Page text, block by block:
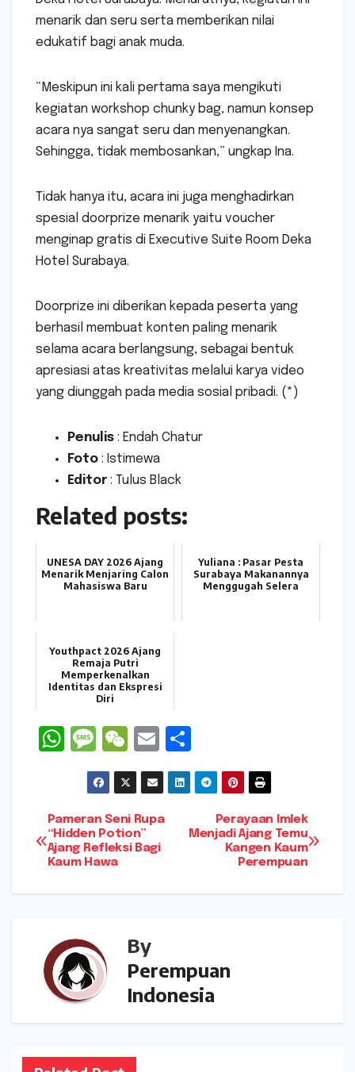
menarik dan seru serta memberikan nilai
edukatif bagi anak muda.
“Meskipun ini kali pertama saya mengikuti
kegiatan workshop chunky bag, namun konsep
acara nya sangat seru dan menyenangkan.
Sehingga, tidak membosankan,” ungkap Ina.
Tidak hanya itu, acara ini juga menghadirkan
spesial doorprize menarik yaitu voucher
menginap gratis di Executive Suite Room Deka
Hotel Surabaya.
Doorprize ini diberikan kepada peserta yang
berhasil membuat konten paling menarik
selama acara berlangsung, sebagai bentuk
apresiasi atas kreativitas melalui karya video
yang diunggah pada media sosial pribadi. (*)
Penulis : Endah Chatur
Foto : Istimewa
Editor : Tulus Black
Related posts:
UNESA DAY 2026 Ajang
Menarik Menjaring Calon
Mahasiswa Baru
Yuliana : Pasar Pesta
Surabaya Makanannya
Menggugah Selera
Youthpact 2026 Ajang
Remaja Putri
Memperkenalkan
Identitas dan Ekspresi
Diri
W
ts
A
p
p
M
e
s
s
a
g
e
W
e
C
h
a
E
m
ai
l
h
ar
Navigasi
pos
Perayaan Imlek
Menjadi Ajang Temu
Kangen Kaum
Perempuan
Pameran Seni Rupa
“Hidden Potion”
Ajang Refleksi Bagi
Kaum Hawa
By
Perempuan
Indonesia